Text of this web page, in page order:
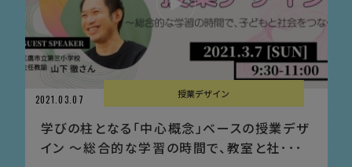
2021.03.07
授業デザイン
学びの柱となる「中心概念」ベースの授業デザ
イン 〜総合的な学習の時間で、教室と社･･･